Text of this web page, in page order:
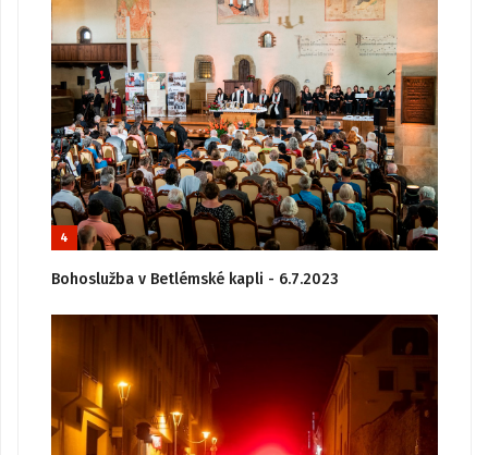
4
Bohoslužba v Betlémské kapli - 6.7.2023